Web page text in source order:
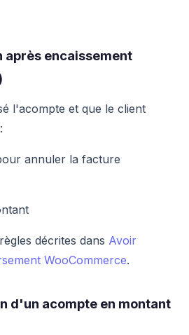
après encaissement
l'acompte et que le client
annuler la facture
décrites dans Avoir
WooCommerce.
d'un acompte en montant